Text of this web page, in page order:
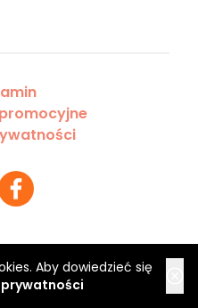
Aby dowiedzieć się
Saloner Sp. z o.o.